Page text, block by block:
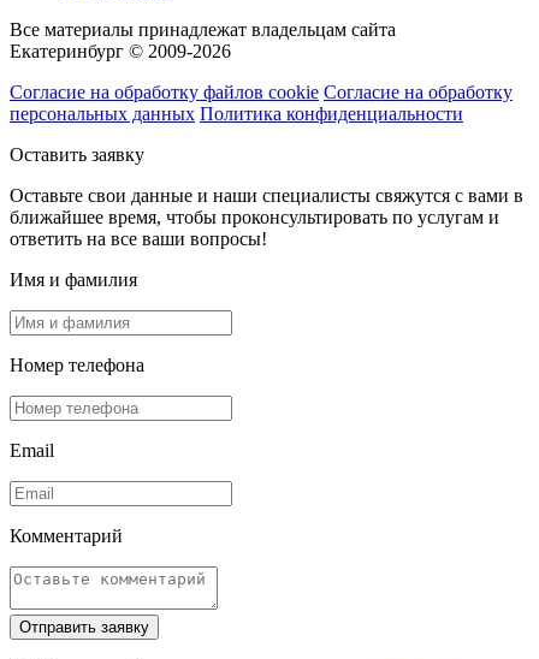
Все материалы принадлежат владельцам сайта
Екатеринбург © 2009-2026
Согласие на обработку файлов cookie Согласие на обработку
персональных данных Политика конфиденциальности
Оставить заявку
Оставьте свои данные и наши специалисты свяжутся с вами в
ближайшее время, чтобы проконсультировать по услугам и
ответить на все ваши вопросы!
Имя и фамилия
Номер телефона
Email
Комментарий
Отправить заявку